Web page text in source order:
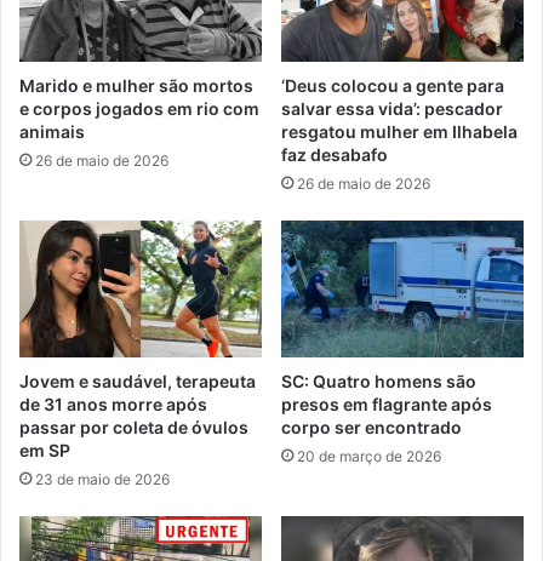
Marido e mulher são mortos
e corpos jogados em rio com
animais
26 de maio de 2026
‘Deus colocou a gente para
salvar essa vida’: pescador
resgatou mulher em Ilhabela
faz desabafo
26 de maio de 2026
Jovem e saudável, terapeuta
de 31 anos morre após
passar por coleta de óvulos
em SP
23 de maio de 2026
SC: Quatro homens são
presos em flagrante após
corpo ser encontrado
20 de março de 2026